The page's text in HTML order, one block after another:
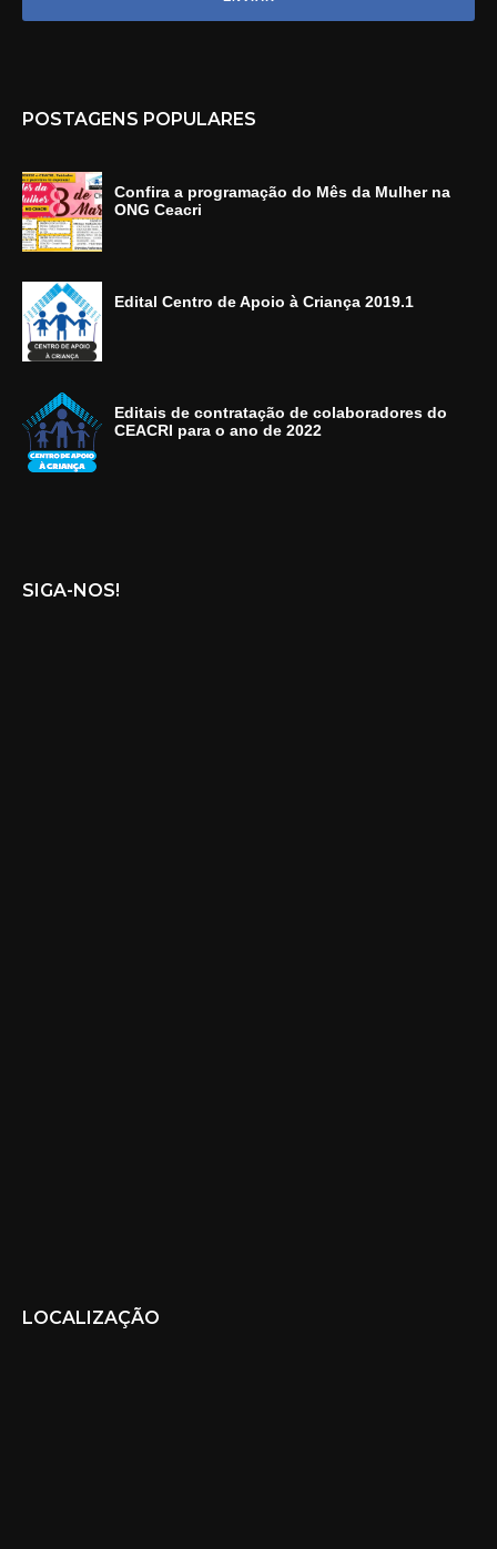
POSTAGENS POPULARES
Confira a programação do Mês da Mulher na
ONG Ceacri
Edital Centro de Apoio à Criança 2019.1
Editais de contratação de colaboradores do
CEACRI para o ano de 2022
SIGA-NOS!
LOCALIZAÇÃO